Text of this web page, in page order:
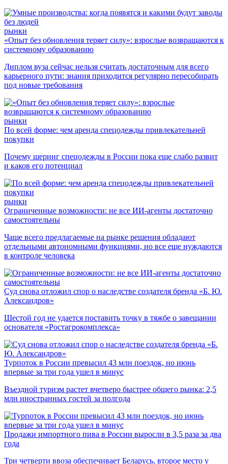
рынки
«Опыт без обновления теряет силу»: взрослые возвращаются к
системному образованию
Диплом вуза сейчас нельзя считать достаточным для всего
карьерного пути: знания приходится регулярно пересобирать
под новые требования
рынки
По всей форме: чем аренда спецодежды привлекательней
покупки
Почему шеринг спецодежды в России пока еще слабо развит
и каков его потенциал
рынки
Ограниченные возможности: не все ИИ-агенты достаточно
самостоятельны
Чаще всего предлагаемые на рынке решения обладают
отдельными автономными функциями, но все еще нуждаются
в контроле человека
Суд снова отложил спор о наследстве создателя бренда «Б. Ю.
Александров»
Шестой год не удается поставить точку в тяжбе о завещании
основателя «Ростагрокомплекса»
Турпоток в России превысил 43 млн поездок, но июнь
впервые за три года ушел в минус
Въездной туризм растет вчетверо быстрее общего рынка: 2,5
млн иностранных гостей за полгода
Продажи импортного пива в России выросли в 3,5 раза за два
года
Три четверти ввоза обеспечивает Беларусь, второе место у